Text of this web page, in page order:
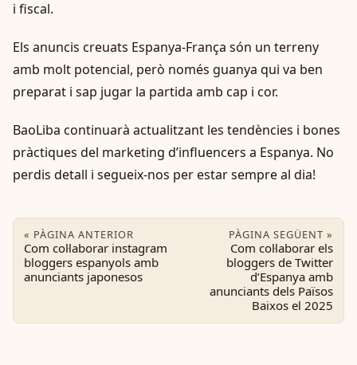
i fiscal.
Els anuncis creuats Espanya-França són un terreny
amb molt potencial, però només guanya qui va ben
preparat i sap jugar la partida amb cap i cor.
BaoLiba continuarà actualitzant les tendències i bones
pràctiques del marketing d’influencers a Espanya. No
perdis detall i segueix-nos per estar sempre al dia!
« PÀGINA ANTERIOR
Com col·laborar instagram
bloggers espanyols amb
anunciants japonesos
PÀGINA SEGÜENT »
Com col·laborar els
bloggers de Twitter
d’Espanya amb
anunciants dels Països
Baixos el 2025